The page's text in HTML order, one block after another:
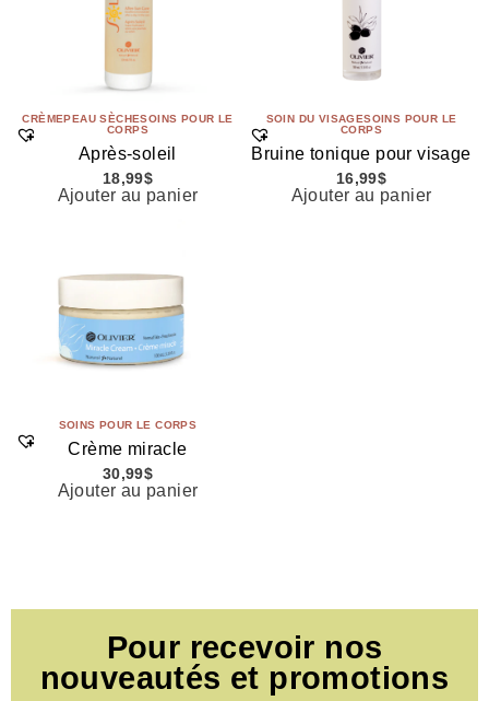
CRÈMEPEAU SÈCHESOINS POUR LE
CORPS
Après-soleil
18,99$
Ajouter au panier
SOIN DU VISAGESOINS POUR LE
CORPS
Bruine tonique pour visage
16,99$
Ajouter au panier
SOINS POUR LE CORPS
Crème miracle
30,99$
Ajouter au panier
Pour recevoir nos
nouveautés et promotions